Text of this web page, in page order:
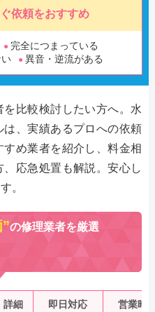
依頼をおすすめ
完全につまっている
異音・逆流がある
比較検討したい方へ。水
、実績あるプロへの依頼
め業者を紹介し、料金相
応急処置も解説。安心し
。
の修理業者を厳選
詳細 即日対応 営業時